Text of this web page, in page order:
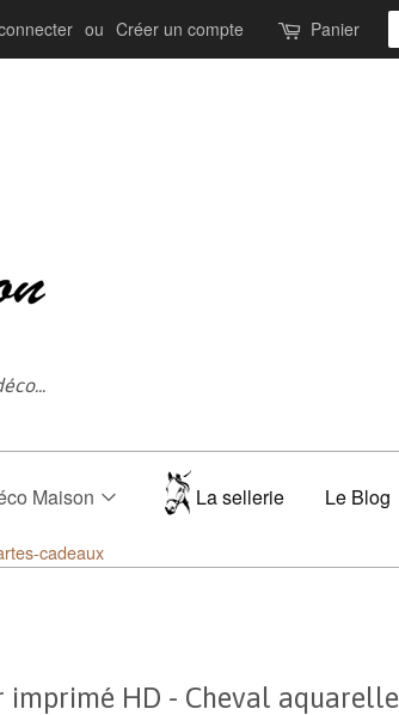
ou Créer un compte Panier
Maison La sellerie Le Blog
cadeaux
imprimé HD - Cheval aquarelle